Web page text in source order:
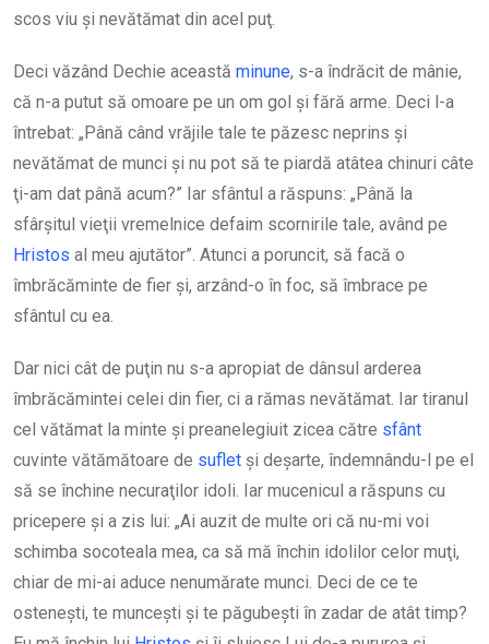
scos viu şi nevătămat din acel puţ.
Deci văzând Dechie această minune, s-a îndrăcit de mânie,
că n-a putut să omoare pe un om gol şi fără arme. Deci l-a
întrebat: „Până când vrăjile tale te păzesc neprins şi
nevătămat de munci şi nu pot să te piardă atâtea chinuri câte
ţi-am dat până acum?” Iar sfântul a răspuns: „Până la
sfârşitul vieţii vremelnice defaim scornirile tale, având pe
Hristos al meu ajutător”. Atunci a poruncit, să facă o
îmbrăcăminte de fier şi, arzând-o în foc, să îmbrace pe
sfântul cu ea.
Dar nici cât de puţin nu s-a apropiat de dânsul arderea
îmbrăcămintei celei din fier, ci a rămas nevătămat. Iar tiranul
cel vătămat la minte şi preanelegiuit zicea către sfânt
cuvinte vătămătoare de suflet şi deşarte, îndemnându-l pe el
să se închine necuraţilor idoli. Iar mucenicul a răspuns cu
pricepere şi a zis lui: „Ai auzit de multe ori că nu-mi voi
schimba socoteala mea, ca să mă închin idolilor celor muţi,
chiar de mi-ai aduce nenumărate munci. Deci de ce te
osteneşti, te munceşti şi te păgubeşti în zadar de atât timp?